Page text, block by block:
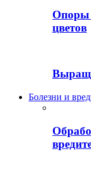
Опоры
цветов
Болезни и